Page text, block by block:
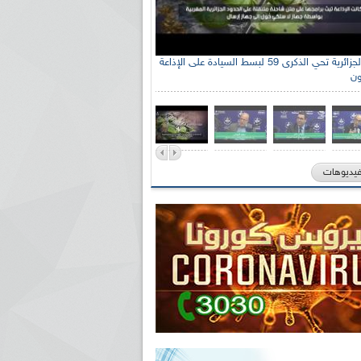
الإذاعة الجزائرية تحي الذكرى 59 لبسط السيادة على الإذاعة